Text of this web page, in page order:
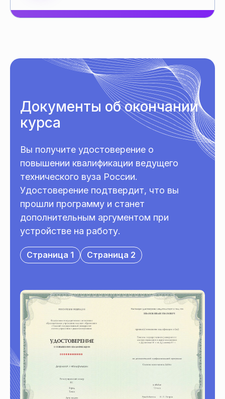
Документы об окончании
курса
Вы получите удостоверение о
повышении квалификации ведущего
технического вуза России.
Удостоверение подтвердит, что вы
прошли программу и станет
дополнительным аргументом при
устройстве на работу.
Страница 1 Страница 2